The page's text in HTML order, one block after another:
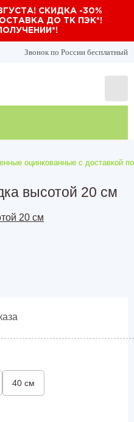
СКИДКА -30%
ДО ТК ПЭК*!
Звонок по России бесплатный
оцинкованные с доставкой
высотой 20 см
40 см